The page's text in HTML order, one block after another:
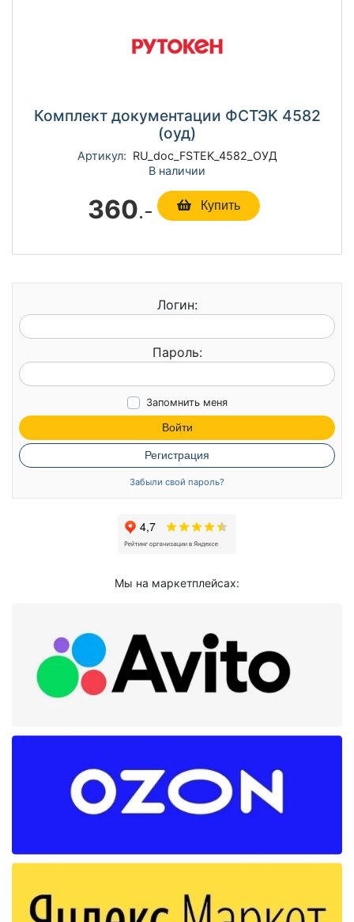
Комплект документации ФСТЭК 4582
(оуд)
Артикул: RU_doc_FSTEK_4582_ОУД
В наличии
360.- Купить
Логин:
Пароль:
Запомнить меня
Войти
Регистрация
Забыли свой пароль?
Мы на маркетплейсах: